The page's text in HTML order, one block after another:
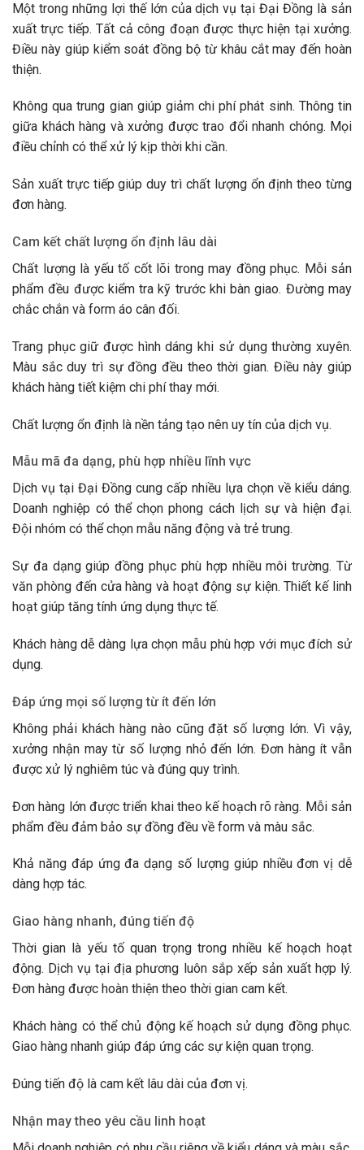
Một trong những lợi thế lớn của dịch vụ tại Đại Đồng là sản
xuất trực tiếp. Tất cả công đoạn được thực hiện tại xưởng.
Điều này giúp kiểm soát đồng bộ từ khâu cắt may đến hoàn
thiện.
Không qua trung gian giúp giảm chi phí phát sinh. Thông tin
giữa khách hàng và xưởng được trao đổi nhanh chóng. Mọi
điều chỉnh có thể xử lý kịp thời khi cần.
Sản xuất trực tiếp giúp duy trì chất lượng ổn định theo từng
đơn hàng.
Cam kết chất lượng ổn định lâu dài
Chất lượng là yếu tố cốt lõi trong may đồng phục. Mỗi sản
phẩm đều được kiểm tra kỹ trước khi bàn giao. Đường may
chắc chắn và form áo cân đối.
Trang phục giữ được hình dáng khi sử dụng thường xuyên.
Màu sắc duy trì sự đồng đều theo thời gian. Điều này giúp
khách hàng tiết kiệm chi phí thay mới.
Chất lượng ổn định là nền tảng tạo nên uy tín của dịch vụ.
Mẫu mã đa dạng, phù hợp nhiều lĩnh vực
Dịch vụ tại Đại Đồng cung cấp nhiều lựa chọn về kiểu dáng.
Doanh nghiệp có thể chọn phong cách lịch sự và hiện đại.
Đội nhóm có thể chọn mẫu năng động và trẻ trung.
Sự đa dạng giúp đồng phục phù hợp nhiều môi trường. Từ
văn phòng đến cửa hàng và hoạt động sự kiện. Thiết kế linh
hoạt giúp tăng tính ứng dụng thực tế.
Khách hàng dễ dàng lựa chọn mẫu phù hợp với mục đích sử
dụng.
Đáp ứng mọi số lượng từ ít đến lớn
Không phải khách hàng nào cũng đặt số lượng lớn. Vì vậy,
xưởng nhận may từ số lượng nhỏ đến lớn. Đơn hàng ít vẫn
được xử lý nghiêm túc và đúng quy trình.
Đơn hàng lớn được triển khai theo kế hoạch rõ ràng. Mỗi sản
phẩm đều đảm bảo sự đồng đều về form và màu sắc.
Khả năng đáp ứng đa dạng số lượng giúp nhiều đơn vị dễ
dàng hợp tác.
Giao hàng nhanh, đúng tiến độ
Thời gian là yếu tố quan trọng trong nhiều kế hoạch hoạt
động. Dịch vụ tại địa phương luôn sắp xếp sản xuất hợp lý.
Đơn hàng được hoàn thiện theo thời gian cam kết.
Khách hàng có thể chủ động kế hoạch sử dụng đồng phục.
Giao hàng nhanh giúp đáp ứng các sự kiện quan trọng.
Đúng tiến độ là cam kết lâu dài của đơn vị.
Nhận may theo yêu cầu linh hoạt